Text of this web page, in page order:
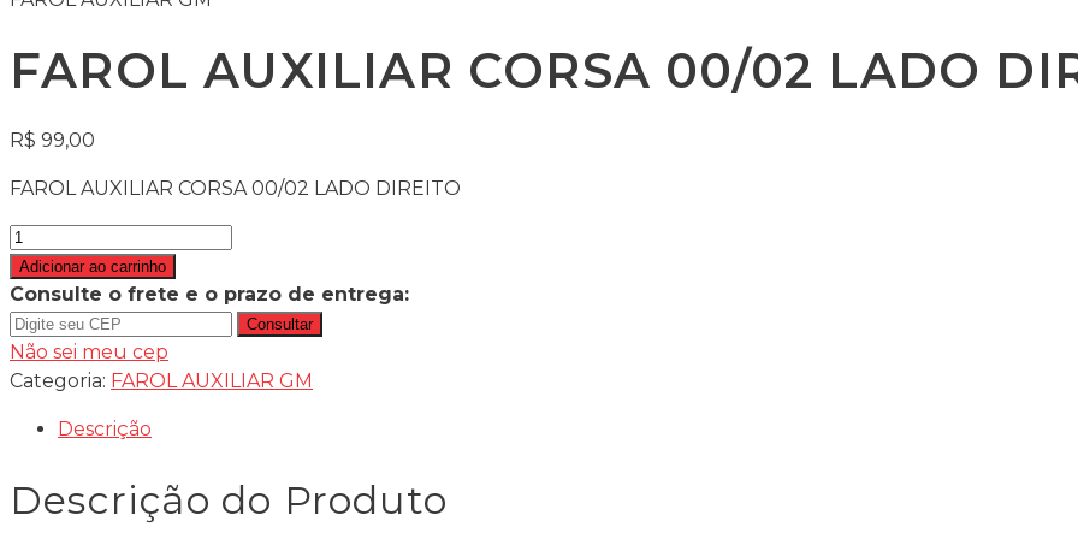
FAROL AUXILIAR CORSA 00/02 LADO
R$ 99,00
FAROL AUXILIAR CORSA 00/02 LADO DIREITO
Adicionar ao carrinho
Consulte o frete e o prazo de entrega:
Consultar
Não sei meu cep
Categoria: FAROL AUXILIAR GM
Descrição
Descrição do Produto